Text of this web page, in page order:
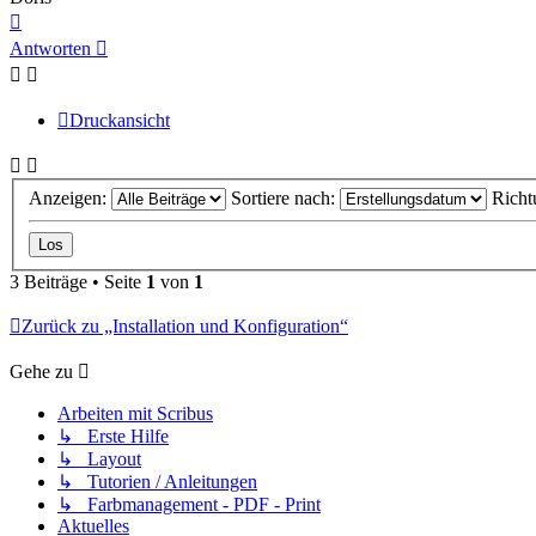
oben
Antworten
Druckansicht
Anzeigen: Sortiere nach:
3 Beiträge • Seite 1 von 1
Zurück zu „Installation und Konfiguration“
Gehe zu
Arbeiten mit Scribus
↳ Erste Hilfe
↳ Layout
↳ Tutorien / Anleitungen
↳ Farbmanagement - PDF - Print
Aktuelles